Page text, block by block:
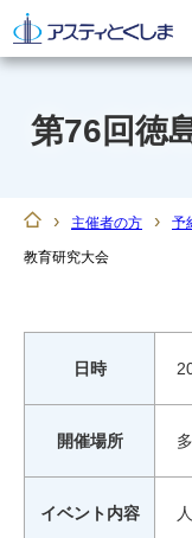
第76回徳
› 主催者の方 › 予
教育研究大会
日時
開催場所
イベント内容